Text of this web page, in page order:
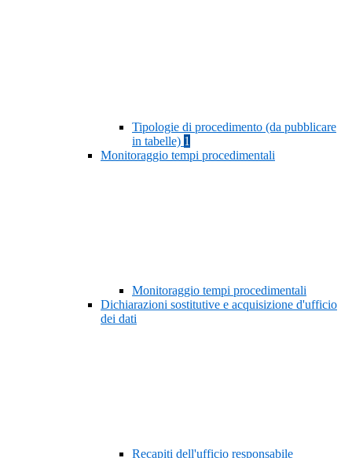
Tipologie di procedimento (da pubblicare
in tabelle) 1
Monitoraggio tempi procedimentali
Monitoraggio tempi procedimentali
Dichiarazioni sostitutive e acquisizione d'ufficio
dei dati
Recapiti dell'ufficio responsabile